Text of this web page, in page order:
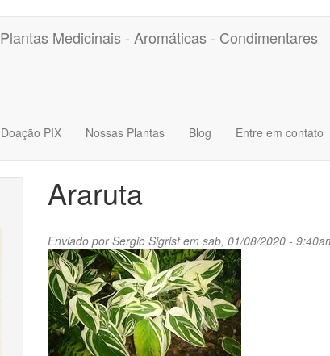
Plantas Medicinais - Aromáticas - Condimentares
Doação PIX Nossas Plantas Blog Entre em contato
Araruta
Enviado porSergio Sigristem sab, 01/08/2020 -